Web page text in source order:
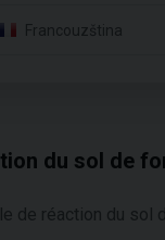
Francouzština
du sol de
de réaction du sol